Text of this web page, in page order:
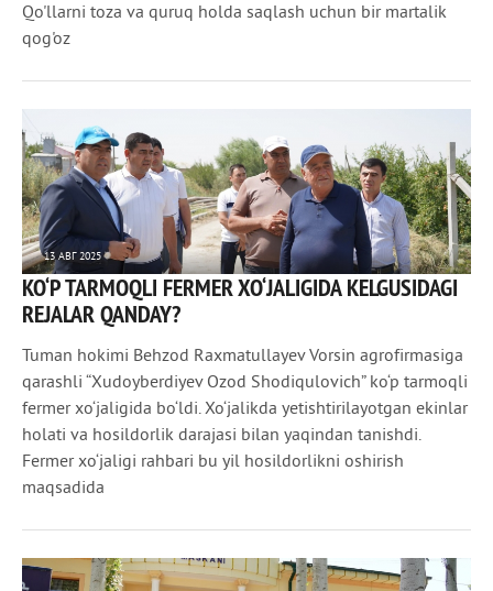
Qo'llarni toza va quruq holda saqlash uchun bir martalik
qog'oz
13 АВГ 2025
1 391 0
KO‘P TARMOQLI FERMER XO‘JALIGIDA KELGUSIDAGI
REJALAR QANDAY?
Tuman hokimi Behzod Raxmatullayev Vorsin agrofirmasiga
qarashli “Xudoyberdiyev Ozod Shodiqulovich” ko‘p tarmoqli
fermer xo‘jaligida bo‘ldi. Xo‘jalikda yetishtirilayotgan ekinlar
holati va hosildorlik darajasi bilan yaqindan tanishdi.
Fermer xo‘jaligi rahbari bu yil hosildorlikni oshirish
maqsadida